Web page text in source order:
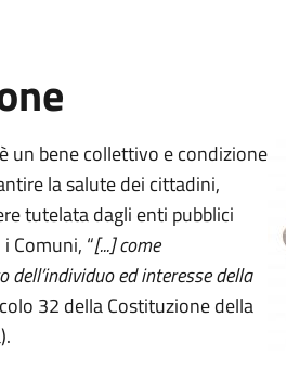
un bene collettivo e condizione
la salute dei cittadini,
tutelata dagli enti pubblici
Comuni, “[...] come
ed interesse della
32 della Costituzione della